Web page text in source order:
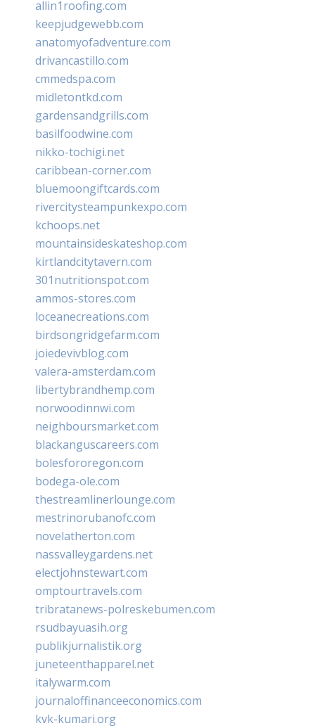
allin1roofing.com
keepjudgewebb.com
anatomyofadventure.com
drivancastillo.com
cmmedspa.com
midletontkd.com
gardensandgrills.com
basilfoodwine.com
nikko-tochigi.net
caribbean-corner.com
bluemoongiftcards.com
rivercitysteampunkexpo.com
kchoops.net
mountainsideskateshop.com
kirtlandcitytavern.com
301nutritionspot.com
ammos-stores.com
loceanecreations.com
birdsongridgefarm.com
joiedevivblog.com
valera-amsterdam.com
libertybrandhemp.com
norwoodinnwi.com
neighboursmarket.com
blackanguscareers.com
bolesfororegon.com
bodega-ole.com
thestreamlinerlounge.com
mestrinorubanofc.com
novelatherton.com
nassvalleygardens.net
electjohnstewart.com
omptourtravels.com
tribratanews-polreskebumen.com
rsudbayuasih.org
publikjurnalistik.org
juneteenthapparel.net
italywarm.com
journaloffinanceeconomics.com
kvk-kumari.org